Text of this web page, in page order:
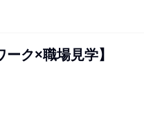
ク×職場見学】